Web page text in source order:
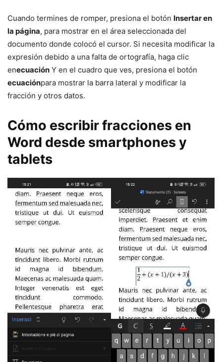
Cuando termines de romper, presiona el botón Insertar en
la página, para mostrar en el área seleccionada del
documento donde colocó el cursor. Si necesita modificar la
expresión debido a una falta de ortografía, haga clic
enecuación Y en el cuadro que ves, presiona el botón
ecuaciónpara mostrar la barra lateral y modificar la
fracción y otros datos.
Cómo escribir fracciones en
Word desde smartphones y
tablets